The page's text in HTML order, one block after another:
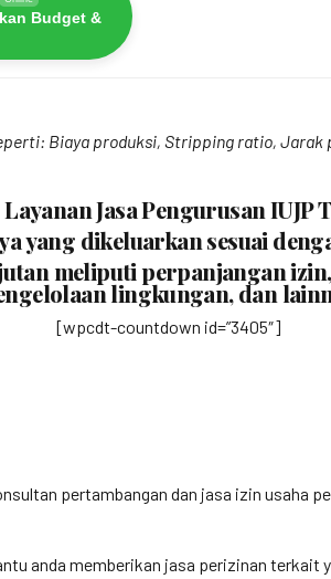
Budget &
Biaya produksi, Stripping ratio,
Jasa Pengurusan IUJP
yang dikeluarkan sesuai
meliputi perpanjangan
lingkungan, dan
[wpcdt-countdown id=”3405″]
pertambangan dan jasa izin usaha
anda memberikan jasa perizinan terkait